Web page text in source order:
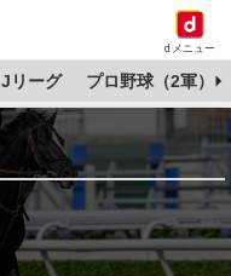
dメニュー
Jリーグ プロ野球（2軍）